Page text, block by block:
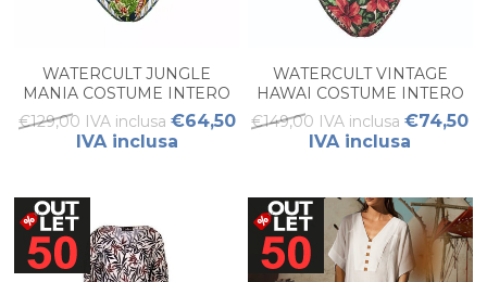
WATERCULT JUNGLE
MANIA COSTUME INTERO
€129,00 IVA inclusa €64,50
IVA inclusa
WATERCULT VINTAGE
HAWAI COSTUME INTERO
DONNA
€149,00 IVA inclusa €74,50
IVA inclusa